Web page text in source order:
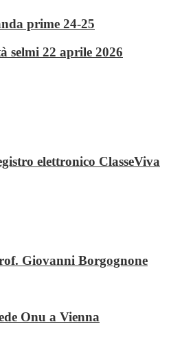
elettronico ClasseViva
Giovanni Borgognone
Onu a Vienna